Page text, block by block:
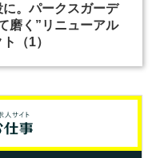
。パークスガーデ
磨く”リニューアル
（1）